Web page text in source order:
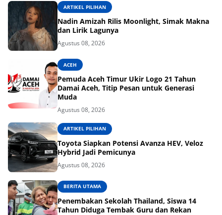
ARTIKEL PILIHAN
Nadin Amizah Rilis Moonlight, Simak Makna
dan Lirik Lagunya
Agustus 08, 2026
ACEH
Pemuda Aceh Timur Ukir Logo 21 Tahun
Damai Aceh, Titip Pesan untuk Generasi
Muda
Agustus 08, 2026
ARTIKEL PILIHAN
Toyota Siapkan Potensi Avanza HEV, Veloz
Hybrid Jadi Pemicunya
Agustus 08, 2026
BERITA UTAMA
Penembakan Sekolah Thailand, Siswa 14
Tahun Diduga Tembak Guru dan Rekan